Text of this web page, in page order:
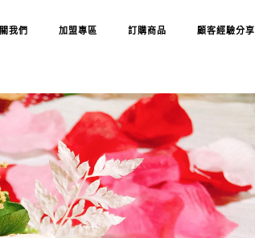
我們 加盟專區 訂購商品 顧客經驗分享